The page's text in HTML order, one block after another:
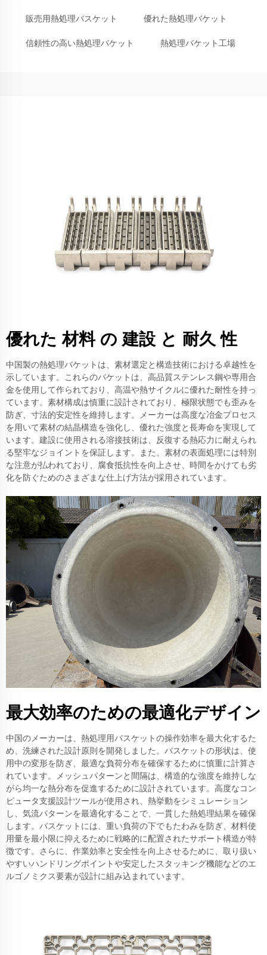
販売用熱処理バスケット 優れた熱処理バケット
信頼性の高い熱処理バケット 熱処理バケット工場
優れた 材料 の 建設 と 耐久 性
中国製の熱処理バケットは、素材選定と構造技術における卓越性を
示しています。これらのバケットは、高品質ステンレス鋼や専用合
金を使用して作られており、高温や熱サイクルに優れた耐性を持っ
ています。素材構成は慎重に設計されており、極限状態でも歪みを
防ぎ、寸法的安定性を維持します。メーカーは高度な冶金プロセス
を用いて素材の結晶構造を強化し、優れた強度と長寿命を実現して
います。建設に使用される溶接技術は、反復する熱応力に耐えられ
る堅牢なジョイントを保証します。また、素材の表面処理には特別
な注意が払われており、腐食抵抗性を向上させ、時間をかけても劣
化を防ぐためのさまざまな仕上げ方法が採用されています。
最大効率のための最適化デザイン
中国のメーカーは、熱処理用バスケットの操作効率を最大化するた
め、洗練された設計原則を開発しました。バスケットの形状は、使
用中の変形を防ぎ、最適な負荷分布を確保するために慎重に計算さ
れています。メッシュパターンと間隔は、構造的な強度を維持しな
がら均一な熱分布を促進するために設計されています。高度なコン
ピュータ支援設計ツールが使用され、熱挙動をシミュレーション
し、気流パターンを最適化することで、一貫した熱処理結果を確保
します。バスケットには、重い負荷の下でもたわみを防ぎ、材料使
用量を最小限に抑えるために戦略的に配置されたサポート構造が特
徴です。さらに、作業効率と安全性を向上させるために、取り扱い
やすいハンドリングポイントや安定したスタッキング機能などのエ
ルゴノミクス要素が設計に組み込まれています。